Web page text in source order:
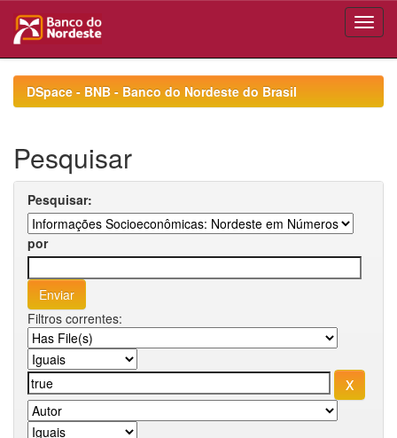
navigationDSpace - BNB - Banco do Nordeste do Brasil
Pesquisar
Pesquisar:
por
Filtros correntes: